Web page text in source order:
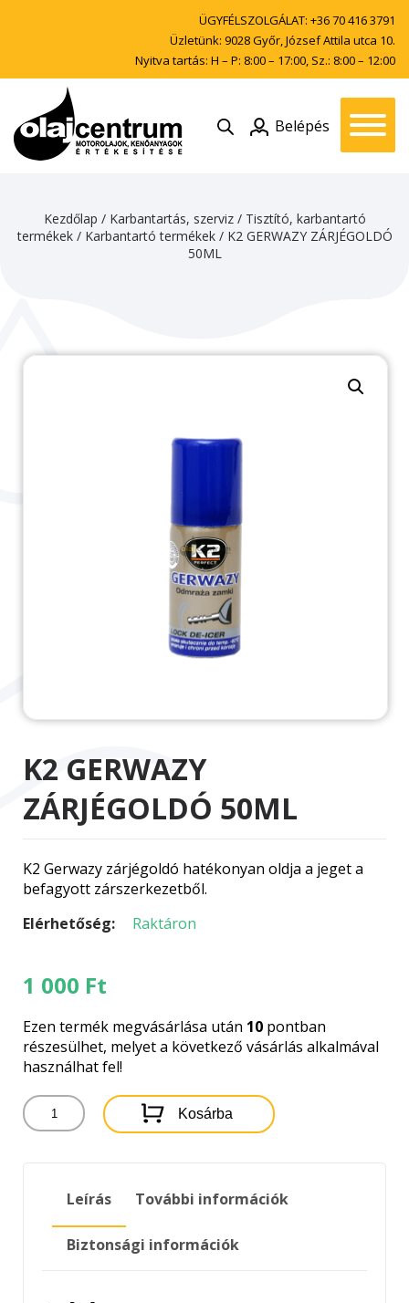
ÜGYFÉLSZOLGÁLAT: +36 70 416 3791
Üzletünk: 9028 Győr, József Attila utca 10.
Nyitva tartás: H – P: 8:00 – 17:00, Sz.: 8:00 – 12:00
Belépés
Kezdőlap / Karbantartás, szerviz/ Tisztító, karbantartó
termékek/ Karbantartó termékek/ K2 GERWAZY ZÁRJÉGOLDÓ
50ML
K2 GERWAZY
ZÁRJÉGOLDÓ 50ML
K2 Gerwazy zárjégoldó hatékonyan oldja a jeget a
befagyott zárszerkezetből.
Elérhetőség:
Raktáron
1 000 Ft
Ezen termék megvásárlása után 10 pontban
részesülhet, melyet a következő vásárlás alkalmával
használhat fel!
K2
GERWAZY
Kosárba
Leírás További információk
Biztonsági információk